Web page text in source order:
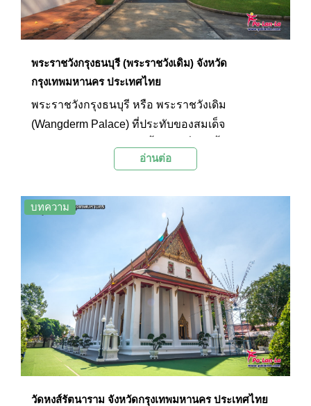
พระราชวังกรุงธนบุรี (พระราชวังเดิม) จังหวัด
กรุงเทพมหานคร ประเทศไทย
พระราชวังกรุงธนบุรี หรือ พระราชวังเดิม
(Wangderm Palace) ที่ประทับของสมเด็จ
บริเวณปากคลองบางกอกใหญ่ ภายในกองบัญชาการ
บางกอกใหญ่ กรุงเทพมหานคร ในเขตที่เคยเป็นที่ตั้ง
ของป้อมวิไชยเยนทร์ ที่สร้างขึ้นในสมัยสมเด็จพระ
อ่านต่อ
บทความ
วัดหงส์รัตนาราม จังหวัดกรุงเทพมหานคร ประเทศไทย